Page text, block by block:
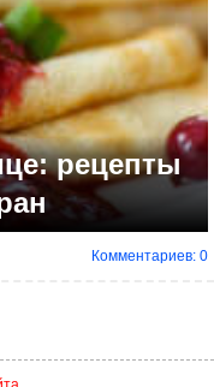
рецепты
Комментариев: 0